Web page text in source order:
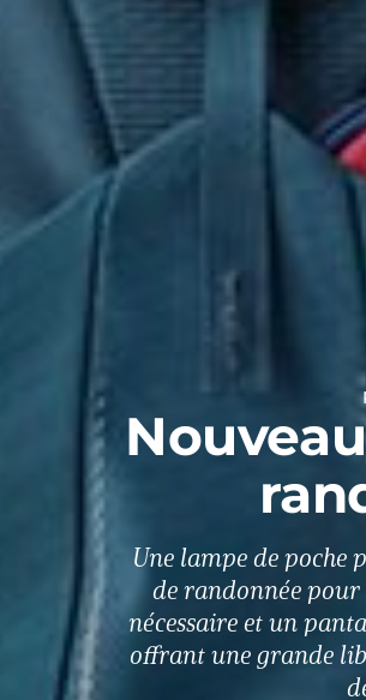
Une lampe de poche
de randonnée
nécessaire et un
offrant une grande